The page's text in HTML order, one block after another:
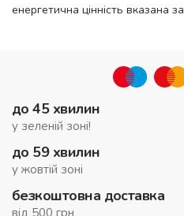
енергетична цінність вказана за
до 45 хвилин
у зеленій зоні!
до 59 хвилин
у жовтій зоні
безкоштовна доставка
від 500 грн